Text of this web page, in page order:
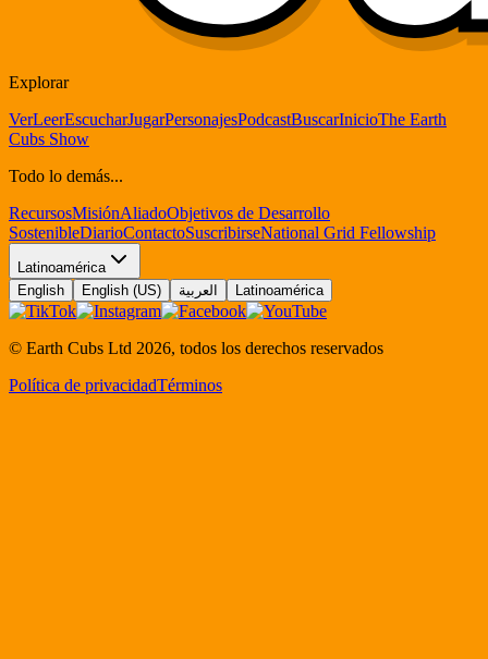
Explorar
VerLeerEscucharJugarPersonajesPodcastBuscarInicioThe Earth
Cubs Show
Todo lo demás...
RecursosMisiónAliadoObjetivos de Desarrollo
SostenibleDiarioContactoSuscribirseNational Grid Fellowship
Latinoamérica
English
English (US) العربية Latinoamérica
© Earth Cubs Ltd 2026, todos los derechos reservados
Política de privacidadTérminos